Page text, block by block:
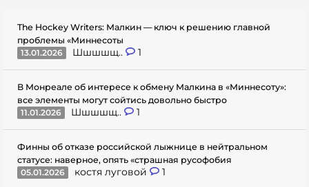
The Hockey Writers: Малкин — ключ к решению главной
проблемы «Миннесоты
13.01.2026
Шшшшщ.. 1
В Монреале об интересе к обмену Малкина в «Миннесоту»:
все элементы могут сойтись довольно быстро
11.01.2026
Шшшшщ.. 1
Финны об отказе российской лыжнице в нейтральном
статусе: наверное, опять «страшная русофобия
05.01.2026
костя луговой 1